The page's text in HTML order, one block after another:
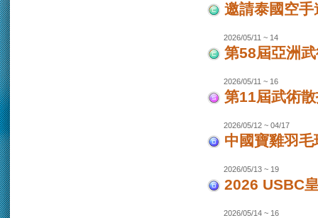
邀請泰國空
2026/05/11 ~ 14
第58屆亞洲
2026/05/11 ~ 16
第11屆武術
2026/05/12 ~ 04/17
中國寶雞羽
2026/05/13 ~ 19
2026 USBC
2026/05/14 ~ 16